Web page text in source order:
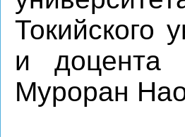
Токийского
и доцента
Муроран